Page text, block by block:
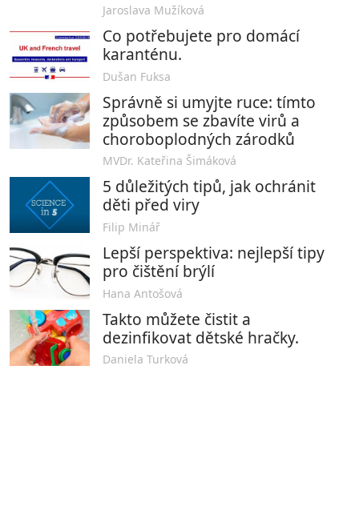
Jaroslava Mužíková
Co potřebujete pro domácí
karanténu.
Dušan Fuksa
Správně si umyjte ruce: tímto
způsobem se zbavíte virů a
choroboplodných zárodků
MVDr. Kateřina Šimáková
5 důležitých tipů, jak ochránit
děti před viry
Filip Minář
Lepší perspektiva: nejlepší tipy
pro čištění brýlí
Hana Antošová
Takto můžete čistit a
dezinfikovat dětské hračky.
Daniela Turková